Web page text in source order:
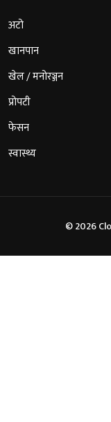
अटो
खानपान
खेल / मनोरञ्जन
प्रोपटी
फेसन
स्वास्थ्य
© 2026